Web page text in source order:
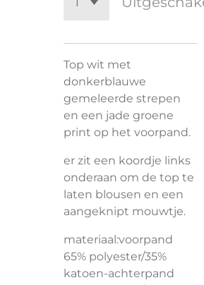
Top wit met
donkerblauwe
gemeleerde strepen
en een jade groene
print op het voorpand.
er zit een koordje links
onderaan om de top te
laten blousen en een
aangeknipt mouwtje.
materiaal:voorpand
65% polyester/35%
katoen-achterpand